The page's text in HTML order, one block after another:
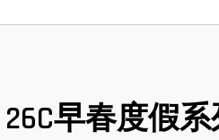
26C早春度假